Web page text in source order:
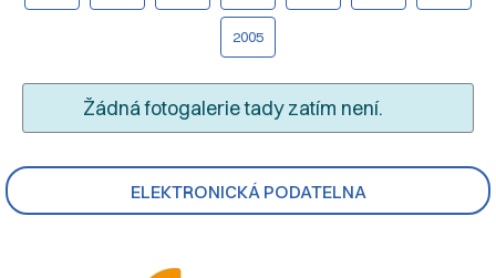
ELEKTRONICKÁ PODATELNA
2005
Žádná fotogalerie tady zatím není.